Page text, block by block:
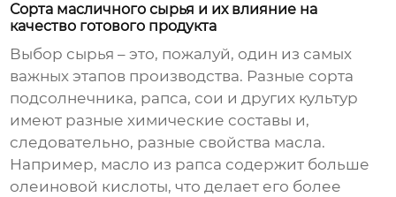
Сорта масличного сырья и их влияние на
качество готового продукта
Выбор сырья – это, пожалуй, один из самых
важных этапов производства. Разные сорта
подсолнечника, рапса, сои и других культур
имеют разные химические составы и,
следовательно, разные свойства масла.
Например, масло из рапса содержит больше
олеиновой кислоты, что делает его более